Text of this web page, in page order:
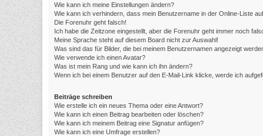
Wie kann ich meine Einstellungen ändern?
Wie kann ich verhindern, dass mein Benutzername in der Online-Liste
Die Forenuhr geht falsch!
Ich habe die Zeitzone eingestellt, aber die Forenuhr geht immer noch
Meine Sprache steht auf diesem Board nicht zur Auswahl!
Was sind das für Bilder, die bei meinem Benutzernamen angezeigt
Wie verwende ich einen Avatar?
Was ist mein Rang und wie kann ich ihn ändern?
Wenn ich bei einem Benutzer auf den E-Mail-Link klicke, werde ich
Beiträge schreiben
Wie erstelle ich ein neues Thema oder eine Antwort?
Wie kann ich einen Beitrag bearbeiten oder löschen?
Wie kann ich meinem Beitrag eine Signatur anfügen?
Wie kann ich eine Umfrage erstellen?